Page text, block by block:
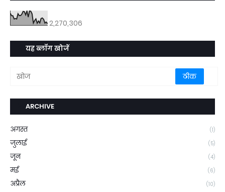
2,270,306
यह ब्लॉग खोजें
ARCHIVE
अगस्त (1)
जुलाई (5)
जून (4)
मई (6)
अप्रैल (10)